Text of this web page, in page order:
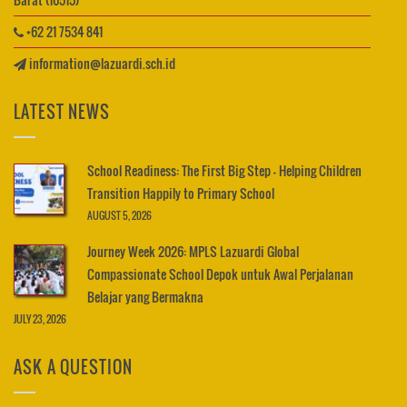
+62 21 7534 841
information@lazuardi.sch.id
LATEST NEWS
School Readiness: The First Big Step – Helping Children
Transition Happily to Primary School
AUGUST 5, 2026
Journey Week 2026: MPLS Lazuardi Global
Compassionate School Depok untuk Awal Perjalanan
Belajar yang Bermakna
JULY 23, 2026
ASK A QUESTION